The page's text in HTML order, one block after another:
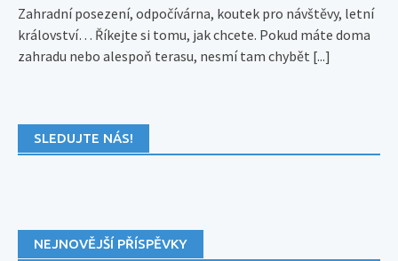
Zahradní posezení, odpočívárna, koutek pro návštěvy, letní
království… Říkejte si tomu, jak chcete. Pokud máte doma
zahradu nebo alespoň terasu, nesmí tam chybět [...]
SLEDUJTE NÁS!
NEJNOVĚJŠÍ PŘÍSPĚVKY